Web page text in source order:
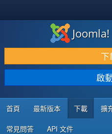
下載 & 擴充
發現 & 學習
社群 & 支援
程式者資源
下
啟
首頁 最新版本 下載 擴
常見問答 API 文件